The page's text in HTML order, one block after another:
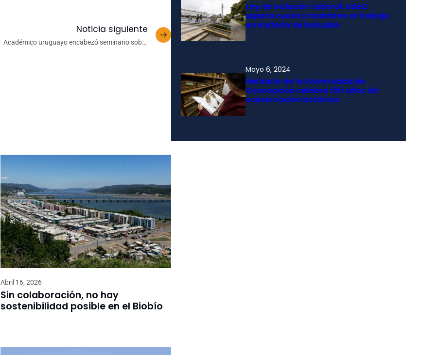
Noticia siguiente
Académico uruguayo encabezó seminario sobre
Abril 16, 2026
Sin colaboración, no hay
sostenibilidad posible en el Biobío
Ley de Inclusión Laboral: UdeC
supera cuota y mantiene el trabajo
en materia de inclusión
Mayo 6, 2024
Herbario de la Universidad de
Concepción celebra 100 años de
conservación botánica